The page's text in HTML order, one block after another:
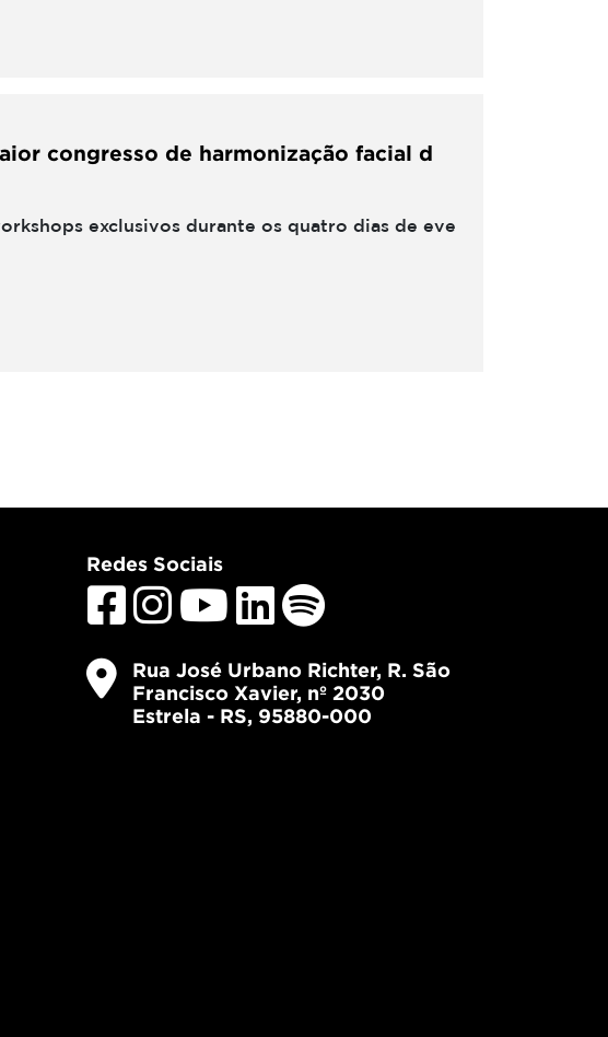
congresso de harmonização facial d
exclusivos durante os quatro dias de eve
Redes Sociais
Rua José Urbano Richter, R. São
Francisco Xavier, nº 2030
Estrela - RS, 95880-000